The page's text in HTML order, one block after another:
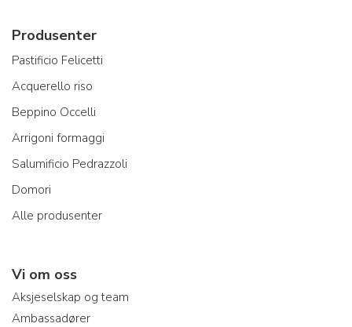
Produsenter
Pastificio Felicetti
Acquerello riso
Beppino Occelli
Arrigoni formaggi
Salumificio Pedrazzoli
Domori
Alle produsenter
Vi om oss
Aksjeselskap og team
Ambassadører